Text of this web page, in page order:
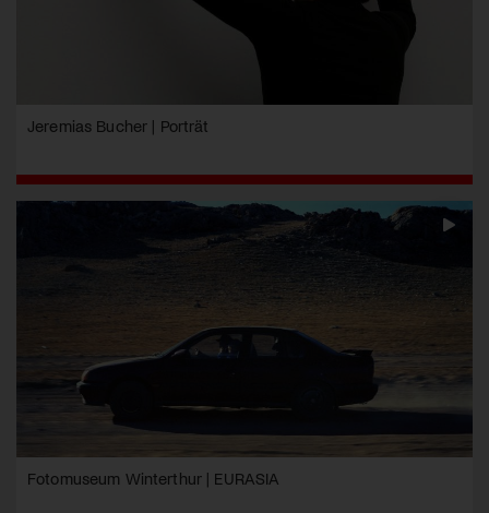
Jeremias Bucher | Porträt
Fotomuseum Winterthur | EURASIA